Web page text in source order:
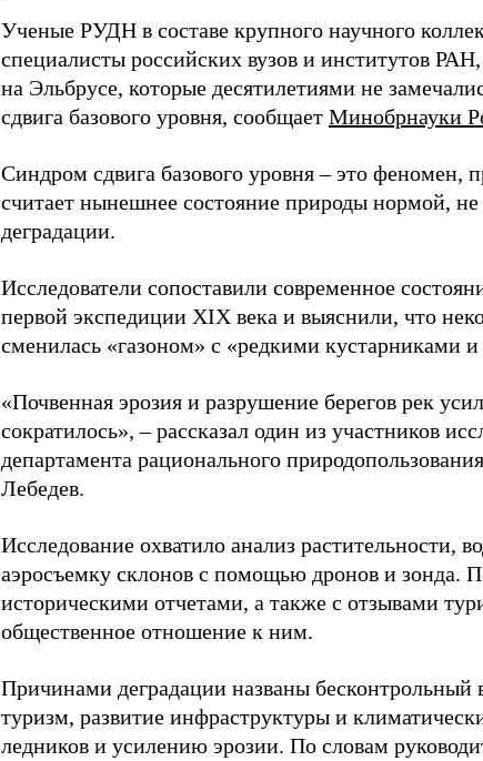
Ученые РУДН в составе крупного научного
специалисты российских вузов и институтов
на Эльбрусе, которые десятилетиями не
сдвига базового уровня, сообщает Минобрнауки
Синдром сдвига базового уровня – это феномен,
считает нынешнее состояние природы нормой,
деградации.
Исследователи сопоставили современное
первой экспедиции XIX века и выяснили, что
сменилась «газоном» с «редкими кустарниками
«Почвенная эрозия и разрушение берегов рек
сократилось», – рассказал один из участников
департамента рационального
Лебедев.
Исследование охватило анализ растительности,
аэросъемку склонов с помощью дронов и зонда.
историческими отчетами, а также с отзывами
общественное отношение к ним.
Причинами деградации названы бесконтрольный
туризм, развитие инфраструктуры и
ледников и усилению эрозии. По словам